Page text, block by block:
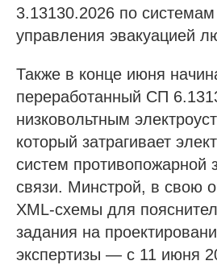
3.13130.2026 по
управления эвакуацией
Также в конце июня
переработанный СП
низковольтным
который затрагивает
систем противопожарной
связи. Минстрой, в свою
XML-схемы для
задания на
экспертизы — с 11 июня